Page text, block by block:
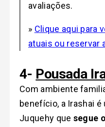
avaliações.
» Clique aqui para
atuais ou reservar
4- Pousada
Com ambiente
benefício, a Irashai é
Juquehy que segue